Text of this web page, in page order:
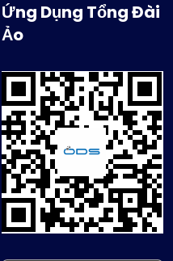
Ứng Dụng Tổng Đài
Ảo